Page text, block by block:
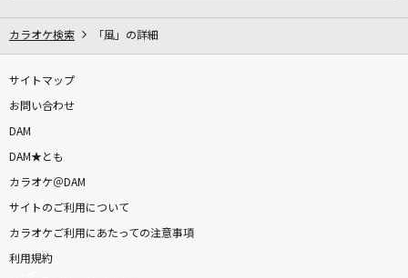
カラオケ検索 「風」の詳細
サイトマップ
お問い合わせ
DAM
DAM★とも
カラオケ＠DAM
サイトのご利用について
カラオケご利用にあたっての注意事項
利用規約